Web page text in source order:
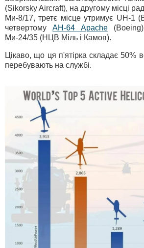
(Sikorsky Aircraft), на другому місці
Ми-8/17, третє місце утримує UH-1
четвертомуAH-64 Apache
Ми-24/35 (НЦВ Міль і Камов).
Цікаво, що ця п'ятірка складає 50%
перебувають на службі.